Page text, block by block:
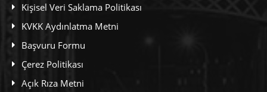
Kişisel Veri Saklama Politikası
KVKK Aydınlatma Metni
Başvuru Formu
Çerez Politikası
Açık Rıza Metni